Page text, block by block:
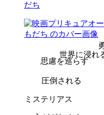
だち
ミステリアス
圧倒される
思慮を巡らす
世界に浸れ